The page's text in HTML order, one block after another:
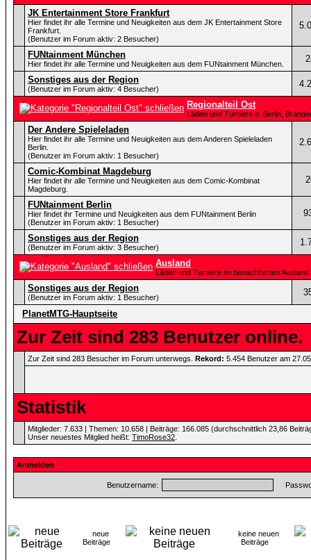
JK Entertainment Store Frankfurt
Hier findet ihr alle Termine und Neuigkeiten aus dem JK Entertainment Store
Frankfurt.
(Benutzer im Forum aktiv: 2 Besucher)
FUNtainment München
Hier findet ihr alle Termine und Neuigkeiten aus dem FUNtainment München.
Sonstiges aus der Region
(Benutzer im Forum aktiv: 4 Besucher)
Regionalteil Ost
Läden und Turniere in Berlin,
Der Andere Spieleladen
Hier findet ihr alle Termine und Neuigkeiten aus dem Anderen Spieleladen
Berlin.
(Benutzer im Forum aktiv: 1 Besucher)
Comic-Kombinat Magdeburg
Hier findet ihr alle Termine und Neuigkeiten aus dem Comic-Kombinat
Magdeburg.
FUNtainment Berlin
Hier findet ihr Termine und Neuigkeiten aus dem FUNtainment Berlin
(Benutzer im Forum aktiv: 1 Besucher)
Sonstiges aus der Region
(Benutzer im Forum aktiv: 3 Besucher)
Ausland
Läden und Turniere im benachbarten Ausland
Sonstiges aus der Region
(Benutzer im Forum aktiv: 1 Besucher)
PlanetMTG-Hauptseite
Zur Zeit sind 283 Benutzer online.
Zur Zeit sind 283 Besucher im Forum unterwegs. Rekord: 5.454 Benutzer am
Statistik
Mitglieder: 7.633 | Themen: 10.658 | Beiträge: 166.085 (durchschnittlich 23,86
Unser neuestes Mitglied heißt: TimoRose32
Anmelden
Benutzername:
neue
Beiträge
keine neuen
Beiträge